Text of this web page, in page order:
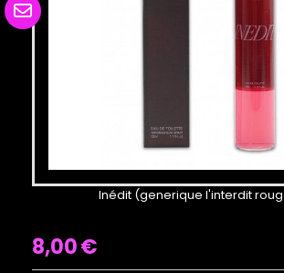
Inédit (generique l'interdit
8,00€